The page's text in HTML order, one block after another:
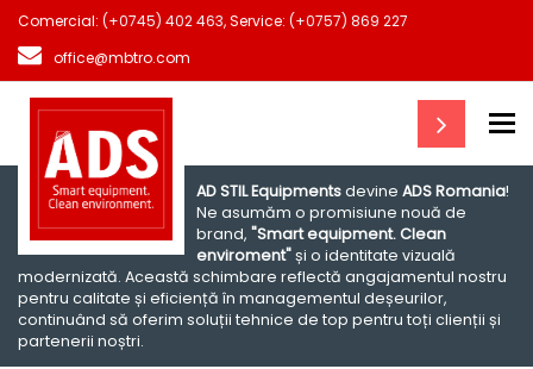
Comercial: (+0745) 402 463, Service: (+0757) 869 227
office@mbtro.com
AD STIL Equipmentsdevine ADS Romania!
Ne asumăm o promisiune nouă de
brand, "Smart equipment. Clean
enviroment"și o identitate vizuală
modernizată. Această schimbare reflectă angajamentul nostru
pentru calitate și eficiență în managementul deșeurilor,
continuând să oferim soluții tehnice de top pentru toți clienții și
partenerii noștri.